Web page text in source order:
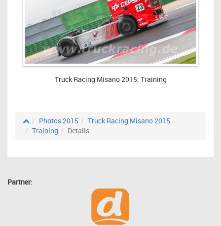
Truck Racing Misano 2015: Training
Photos 2015
Truck Racing Misano 2015
Training
Details
Partner: